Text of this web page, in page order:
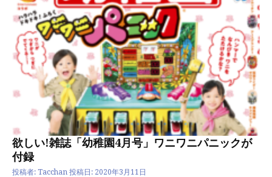
欲しい!雑誌「幼稚園4月号」ワニワニパニックが
付録
投稿者: Tacchan 投稿日: 2020年3月11日